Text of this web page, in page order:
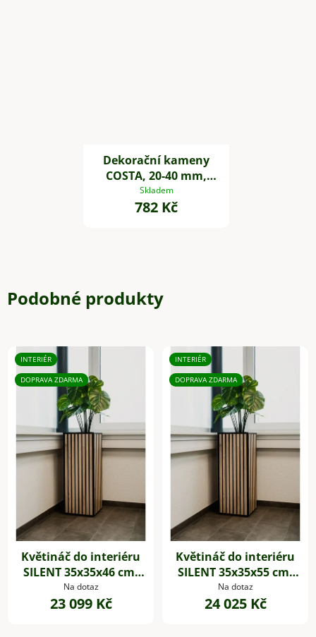
Dekorační kameny
COSTA, 20-40 mm,
plast, černá
Skladem
782 Kč
Podobné produkty
INTERIÉR
DOPRAVA ZDARMA
Květináč do interiéru
SILENT 35x35x46 cm,
dřevěné akustické
desky,hnědá
Na dotaz
23 099 Kč
INTERIÉR
DOPRAVA ZDARMA
Květináč do interiéru
SILENT 35x35x55 cm,
dřevěné akustické
desky,hnědá
Na dotaz
24 025 Kč